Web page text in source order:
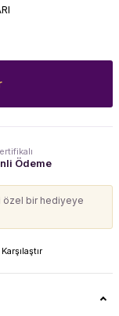
Ödeme
bir hediyeye
Karşılaştır